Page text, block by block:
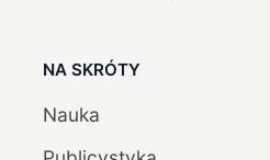
NA SKRÓTY
Nauka